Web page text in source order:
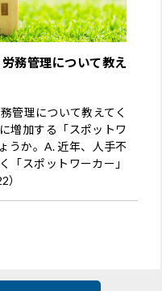
務管理について教え
管理について教えてく
増加する「スポットワ
うか。A. 近年、人手不
「スポットワーカー」
）